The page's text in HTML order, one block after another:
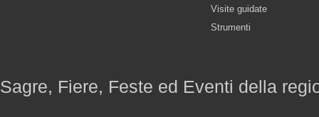
Visite guidate
Strumenti
Sagre, Fiere, Feste ed Eventi della